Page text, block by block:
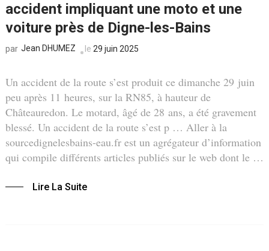
accident impliquant une moto et une
voiture près de Digne-les-Bains
par Jean DHUMEZ le 29 juin 2025
Un accident de la route s’est produit ce dimanche 29 juin
peu après 11 heures, sur la RN85, à hauteur de
Châteauredon. Le motard, âgé de 28 ans, a été gravement
blessé. Un accident de la route s’est p … Aller à la
sourcedignelesbains-eau.fr est un agrégateur d’information
qui compile différents articles publiés sur le web dont le …
Lire La Suite